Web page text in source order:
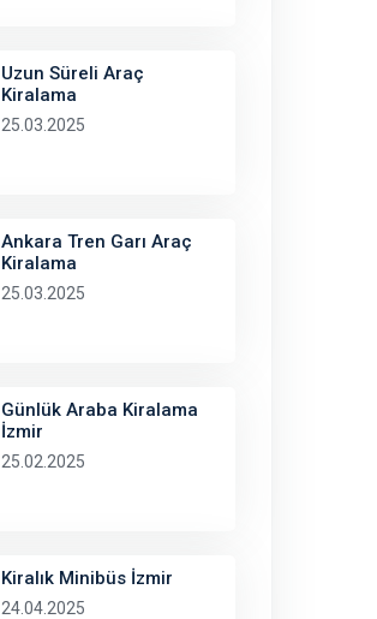
Uzun Süreli Araç
Kiralama
25.03.2025
Ankara Tren Garı Araç
Kiralama
25.03.2025
Günlük Araba Kiralama
İzmir
25.02.2025
Kiralık Minibüs İzmir
24.04.2025